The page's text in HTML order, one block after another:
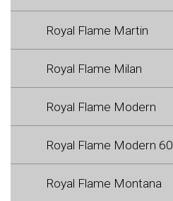
Royal Flame Martin
Royal Flame Milan
Royal Flame Modern
Royal Flame Modern 60
Royal Flame Montana